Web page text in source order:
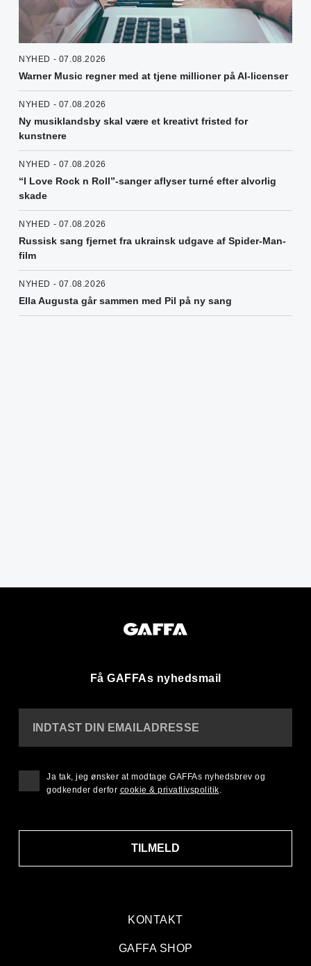
NYHED - 07.08.2026
Warner Music regner med at tjene millioner på AI-licenser
NYHED - 07.08.2026
Ny musiklandsby skal være et kreativt fristed for
kunstnere
NYHED - 07.08.2026
“I Love Rock n Roll”-sanger aflyser turné efter alvorlig
skade
NYHED - 07.08.2026
Russisk sang fjernet fra ukrainsk udgave af Spider-Man-
film
NYHED - 07.08.2026
Ella Augusta går sammen med Pil på ny sang
Få GAFFAs nyhedsmail
KONTAKT
GAFFA SHOP
INDTAST DIN EMAILADRESSE
TILMELD
Ja tak, jeg ønsker at modtage GAFFAs nyhedsbrev og
godkender derfor cookie & privatlivspolitik.